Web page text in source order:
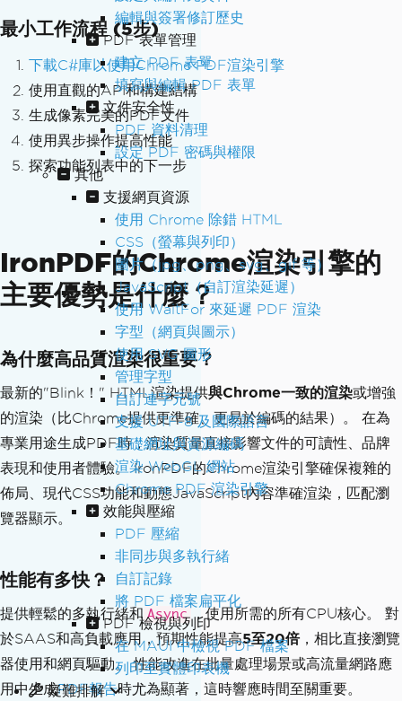
編輯與簽署修訂歷史
PDF 表單管理
建立 PDF 表單
填寫與編輯 PDF 表單
文件安全性
PDF 資料清理
設定 PDF 密碼與權限
其他
支援網頁資源
使用 Chrome 除錯 HTML
CSS（螢幕與列印）
圖片（jpg、png、svg、gif 等）
JavaScript（自訂渲染延遲）
使用 WaitFor 來延遲 PDF 渲染
字型（網頁與圖示）
使用 SVG 圖形
管理字型
自訂連字元號
支援 UTF-8 及國際語言
基礎網址與資源編碼
渲染 WebGL 網站
Chrome PDF 渲染引擎
效能與壓縮
PDF 壓縮
非同步與多執行緒
自訂記錄
將 PDF 檔案扁平化
PDF 檢視與列印
在 MAUI 中檢視 PDF 檔案
列印至實體印表機
疑難排解
最小工作流程 (5步)
下載C#庫以使用Chrome PDF渲染引擎
使用直觀的API和構建結構
生成像素完美的PDF文件
使用異步操作提高性能
探索功能列表中的下一步
IronPDF的Chrome渲染引擎的
主要優勢是什麼？
為什麼高品質渲染很重要？
最新的"Blink！" HTML渲染提供與Chrome一致的渲染或增強
的渲染（比Chrome提供更準確、更易於編碼的結果）。 在為
專業用途生成PDF時，渲染質量直接影響文件的可讀性、品牌
表現和使用者體驗。 IronPDF的Chrome渲染引擎確保複雜的
佈局、現代CSS功能和動態JavaScript內容準確渲染，匹配瀏
覽器顯示。
性能有多快？
提供輕鬆的多執行緒和 Async ，使用所需的所有CPU核心。 對
於SAAS和高負載應用，預期性能提高5至20倍，相比直接瀏覽
器使用和網頁驅動。 性能改進在批量處理場景或高流量網路應
用中生成PDF報告時尤為顯著，這時響應時間至關重要。